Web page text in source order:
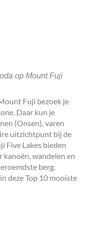
op Mount Fuji
Fuji bezoek je
Daar kun je
(Onsen), varen
uitzichtpunt bij de
Five Lakes bieden
wandelen en
berg.
deze Top 10 mooiste